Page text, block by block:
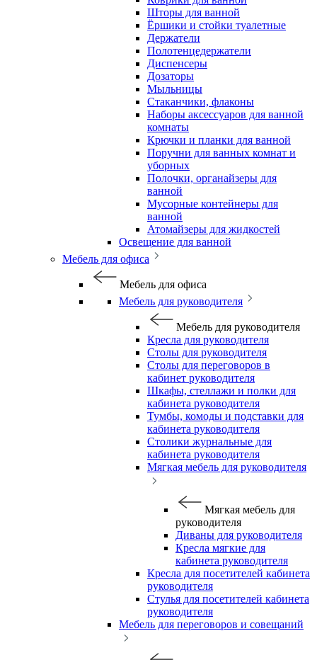
Шторы для ванной
Ёршики и стойки туалетные
Держатели
Полотенцедержатели
Диспенсеры
Дозаторы
Мыльницы
Стаканчики, флаконы
Наборы аксессуаров для ванной
комнаты
Крючки и планки для ванной
Поручни для ванных комнат и
уборных
Полочки, органайзеры для
ванной
Мусорные контейнеры для
ванной
Атомайзеры для жидкостей
Освещение для ванной
Мебель для офиса
Мебель для офиса
Мебель для руководителя
Мебель для руководителя
Кресла для руководителя
Столы для руководителя
Столы для переговоров в
кабинет руководителя
Шкафы, стеллажи и полки для
кабинета руководителя
Тумбы, комоды и подставки для
кабинета руководителя
Столики журнальные для
кабинета руководителя
Мягкая мебель для руководителя
Мягкая мебель для
руководителя
Диваны для руководителя
Кресла мягкие для
кабинета руководителя
Кресла для посетителей кабинета
руководителя
Стулья для посетителей кабинета
руководителя
Мебель для переговоров и совещаний